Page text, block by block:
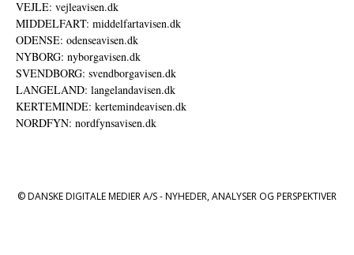
VEJLE: vejleavisen.dk
MIDDELFART: middelfartavisen.dk
ODENSE: odenseavisen.dk
NYBORG: nyborgavisen.dk
SVENDBORG: svendborgavisen.dk
LANGELAND: langelandavisen.dk
KERTEMINDE: kertemindeavisen.dk
NORDFYN: nordfynsavisen.dk
© DANSKE DIGITALE MEDIER A/S - NYHEDER, ANALYSER OG PERSPEKTIVER